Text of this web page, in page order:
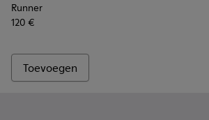
Runner
120 €
Toevoegen